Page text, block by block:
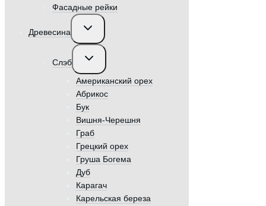
Фасадные рейки
Древесина
Переключить
дочернее
Слэб
Переключить
дочернее
Американский орех
Абрикос
Бук
Вишня-Черешня
Граб
Грецкий орех
Груша Богема
Дуб
Карагач
Карельская береза